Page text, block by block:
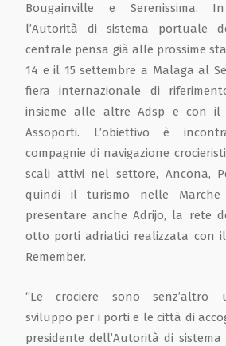
Bougainville e Serenissima. In
l’Autorità di sistema portuale
centrale pensa già alle prossime
14 e il 15 settembre a Malaga al
fiera internazionale di
insieme alle altre Adsp e con il
Assoporti. L’obiettivo è
compagnie di navigazione
scali attivi nel settore, Ancona,
quindi il turismo nelle
presentare anche Adrijo, la rete
otto porti adriatici realizzata con
Remember.
“Le crociere sono senz’altro
sviluppo per i porti e le città di
presidente dell’Autorità di